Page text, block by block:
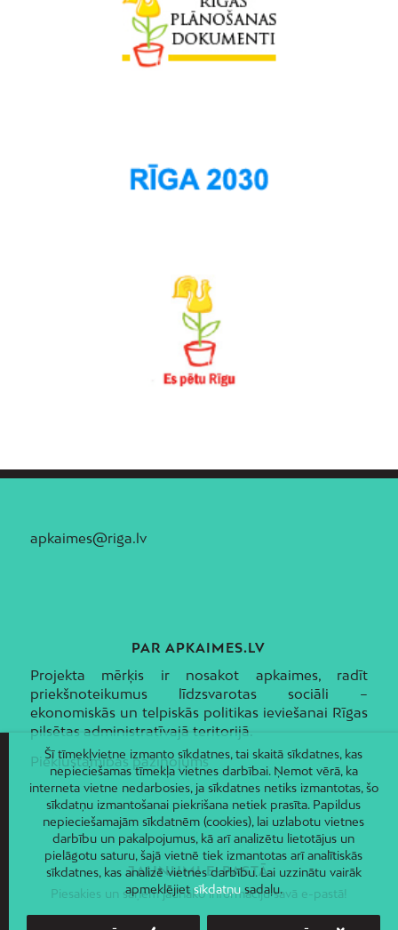
apkaimes@riga.lv
PAR APKAIMES.LV
Projekta mērķis ir nosakot apkaimes, radīt
priekšnoteikumus līdzsvarotas sociāli –
ekonomiskās un telpiskās politikas ieviešanai Rīgas
pilsētas administratīvajā teritorijā.
Piekļūstamības paziņojums
JAUNUMI E-PASTĀ
Piesakies un saņem jaunāko informāciju savā e-pastā!
Šī tīmekļvietne izmanto sīkdatnes, tai skaitā sīkdatnes, kas
nepieciešamas tīmekļa vietnes darbībai. Ņemot vērā, ka
interneta vietne nedarbosies, ja sīkdatnes netiks izmantotas, šo
sīkdatņu izmantošanai piekrišana netiek prasīta. Papildus
nepieciešamajām sīkdatnēm (cookies), lai uzlabotu vietnes
darbību un pakalpojumus, kā arī analizētu lietotājus un
pielāgotu saturu, šajā vietnē tiek izmantotas arī analītiskās
sīkdatnes, kas analizē vietnes darbību. Lai uzzinātu vairāk
apmeklējietsīkdatņusadaļu.